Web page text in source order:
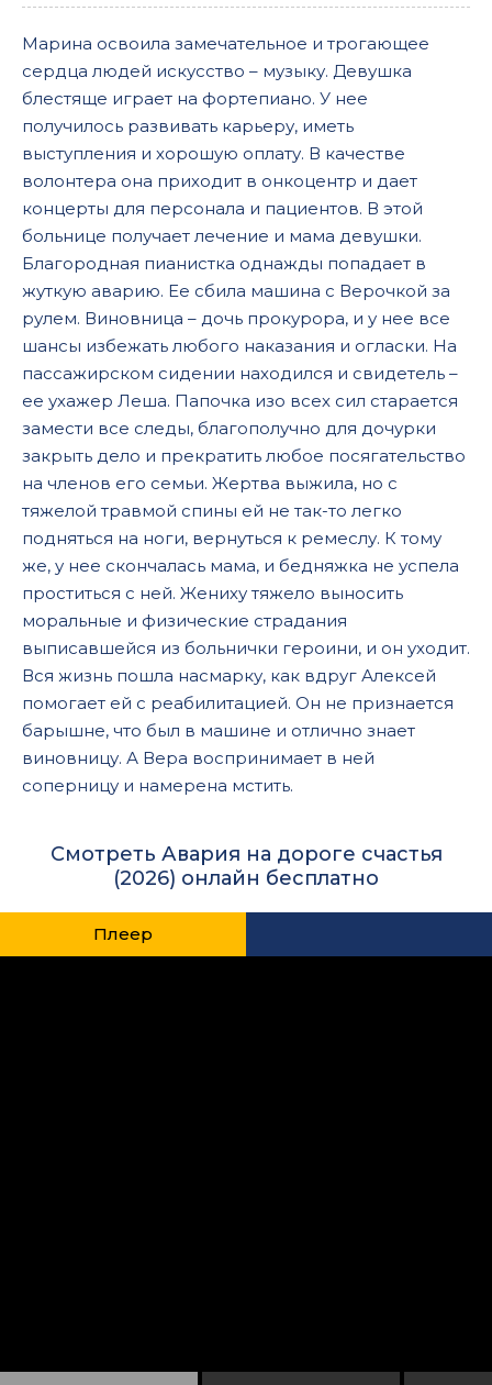
Марина освоила замечательное и трогающее
сердца людей искусство – музыку. Девушка
блестяще играет на фортепиано. У нее
получилось развивать карьеру, иметь
выступления и хорошую оплату. В качестве
волонтера она приходит в онкоцентр и дает
концерты для персонала и пациентов. В этой
больнице получает лечение и мама девушки.
Благородная пианистка однажды попадает в
жуткую аварию. Ее сбила машина с Верочкой за
рулем. Виновница – дочь прокурора, и у нее все
шансы избежать любого наказания и огласки. На
пассажирском сидении находился и свидетель –
ее ухажер Леша. Папочка изо всех сил старается
замести все следы, благополучно для дочурки
закрыть дело и прекратить любое посягательство
на членов его семьи. Жертва выжила, но с
тяжелой травмой спины ей не так-то легко
подняться на ноги, вернуться к ремеслу. К тому
же, у нее скончалась мама, и бедняжка не успела
проститься с ней. Жениху тяжело выносить
моральные и физические страдания
выписавшейся из больнички героини, и он уходит.
Вся жизнь пошла насмарку, как вдруг Алексей
помогает ей с реабилитацией. Он не признается
барышне, что был в машине и отлично знает
виновницу. А Вера воспринимает в ней
соперницу и намерена мстить.
Смотреть Авария на дороге счастья
(2026) онлайн бесплатно
Плеер